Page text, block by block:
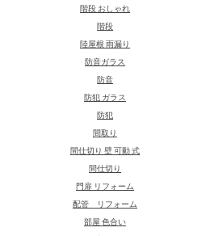
階段 おしゃれ
階段
陸屋根 雨漏り
防音ガラス
防音
防犯 ガラス
防犯
間取り
間仕切り 壁 可動 式
間仕切り
門扉 リフォーム
配管 リフォーム
部屋 色合い